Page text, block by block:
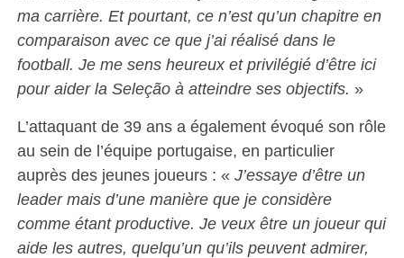
ma carrière. Et pourtant, ce n’est qu’un chapitre en
comparaison avec ce que j’ai réalisé dans le
football. Je me sens heureux et privilégié d’être ici
pour aider la Seleção à atteindre ses objectifs. »
L’attaquant de 39 ans a également évoqué son rôle
au sein de l’équipe portugaise, en particulier
auprès des jeunes joueurs : « J’essaye d’être un
leader mais d’une manière que je considère
comme étant productive. Je veux être un joueur qui
aide les autres, quelqu’un qu’ils peuvent admirer,